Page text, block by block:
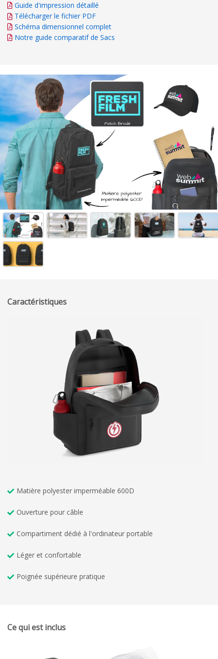
Guide d'impression détaillé
Télécharger le fichier PDF
Schéma dimensionnel complet
Notre guide comparatif de Sacs
Caractéristiques
Matière polyester imperméable 600D
Ouverture pour câble
Compartiment dédié à l'ordinateur portable
Léger et confortable
Poignée supérieure pratique
Ce qui est inclus